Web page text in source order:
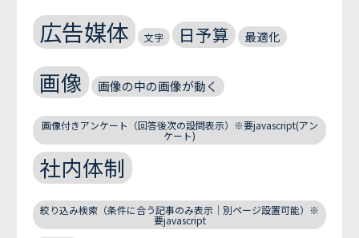
広告媒体 文字 日予算 最適化
画像 画像の中の画像が動く
画像付きアンケート（回答後次の設問表示）※要javascript(アン
ケート)
社内体制
絞り込み検索（条件に合う記事のみ表示｜別ページ設置可能）※
要javascript